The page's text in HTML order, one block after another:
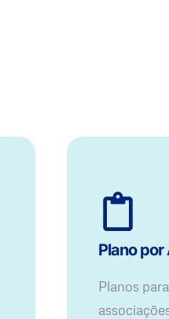
Plano
Planos